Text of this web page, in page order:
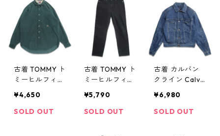
w41101
古着 TOMMY ト
ミーヒルフィガ
イ シャツ ボタ
ンダウンシャツ
¥4,650
SOLD OUT
古着 TOMMY ト
ミーヒルフィガ
ニムパンツ ジ
ーンズ ジーパ
¥5,790
SOLD OUT
古着 カルバン
クライン Calvi
ジャケット ジ
ージャン 表
¥6,980
SOLD OUT